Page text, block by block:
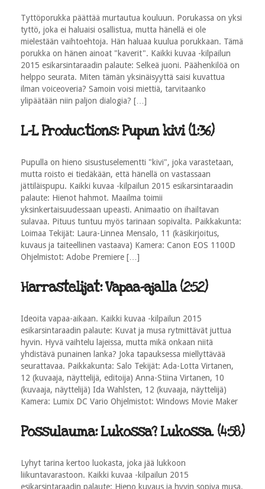
Tyttöporukka päättää murtautua kouluun. Porukassa on yksi
tyttö, joka ei haluaisi osallistua, mutta hänellä ei ole
mielestään vaihtoehtoja. Hän haluaa kuulua porukkaan. Tämä
porukka on hänen ainoat "kaverit". Kaikki kuvaa -kilpailun
2015 esikarsintaraadin palaute: Selkeä juoni. Päähenkilöä on
helppo seurata. Miten tämän yksinäisyyttä saisi kuvattua
ilman voiceoveria? Samoin voisi miettiä, tarvitaanko
ylipäätään niin paljon dialogia? […]
L-L Productions: Pupun kivi (1:36)
Pupulla on hieno sisustuselementti "kivi", joka varastetaan,
mutta roisto ei tiedäkään, että hänellä on vastassaan
jättiläispupu. Kaikki kuvaa -kilpailun 2015 esikarsintaraadin
palaute: Hienot hahmot. Maailma toimii
yksinkertaisuudessaan upeasti. Animaatio on ihailtavan
sulavaa. Pituus tuntuu myös tarinaan sopivalta. Paikkakunta:
Loimaa Tekijät: Laura-Linnea Mensalo, 11 (käsikirjoitus,
kuvaus ja taiteellinen vastaava) Kamera: Canon EOS 1100D
Ohjelmistot: Adobe Premiere […]
Harrastelijat: Vapaa-ajalla (2:52)
Ideoita vapaa-aikaan. Kaikki kuvaa -kilpailun 2015
esikarsintaraadin palaute: Kuvat ja musa rytmittävät juttua
hyvin. Hyvä vaihtelu lajeissa, mutta mikä onkaan niitä
yhdistävä punainen lanka? Joka tapauksessa miellyttävää
seurattavaa. Paikkakunta: Salo Tekijät: Ada-Lotta Virtanen,
12 (kuvaaja, näyttelijä, editoija) Anna-Stiina Virtanen, 10
(kuvaaja, näyttelijä) Ida Wahlsten, 12 (kuvaaja, näyttelijä)
Kamera: Lumix DC Vario Ohjelmistot: Windows Movie Maker
Possulauma: Lukossa? Lukossa. (4:58)
Lyhyt tarina kertoo luokasta, joka jää lukkoon
liikuntavarastoon. Kaikki kuvaa -kilpailun 2015
esikarsintaraadin palaute: Hieno kuvaus ja hyvin sopiva musa.